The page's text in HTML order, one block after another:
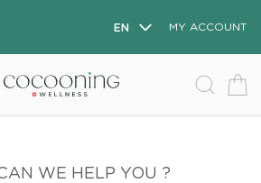
EN MY ACCOUNT
WE HELP YOU ?